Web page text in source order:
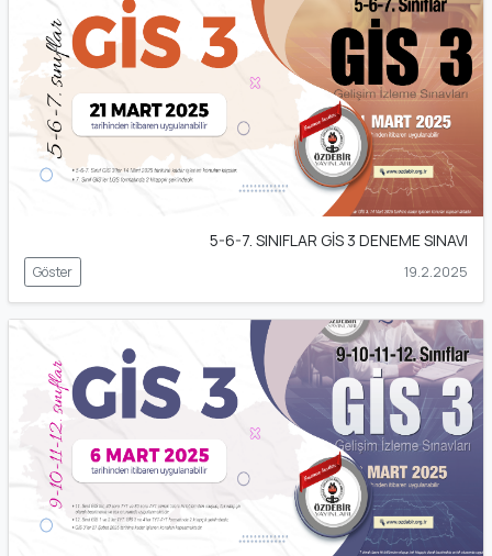
5-6-7. SINIFLAR GİS 3 DENEME SINAVI
Göster 19.2.2025